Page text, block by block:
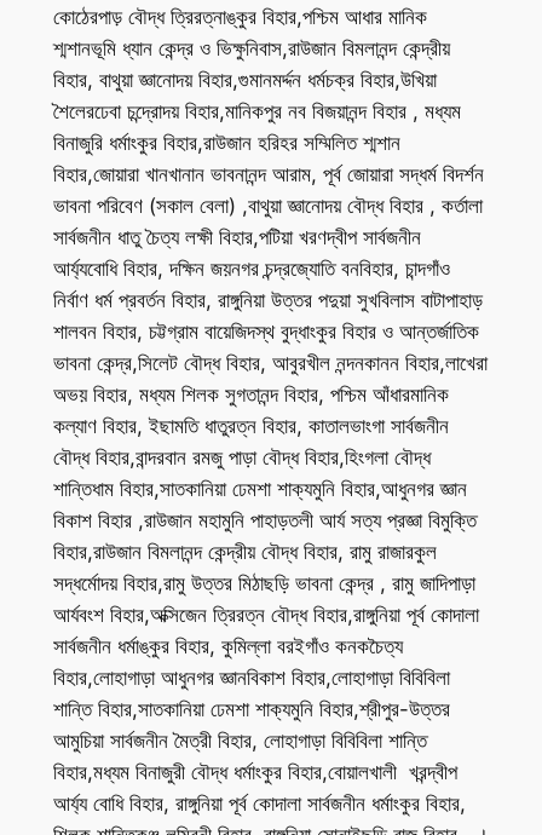
কোঠেরপাড় বৌদ্ধ ত্রিরত্নাঙ্কুর বিহার,পশ্চিম আধার মানিক
শ্মশানভূমি ধ্যান কেন্দ্র ও ভিক্ষুনিবাস,রাউজান বিমলানন্দ কেন্দ্রীয়
বিহার, বাথুয়া জ্ঞানোদয় বিহার,গুমানমর্দ্দন ধর্মচক্র বিহার,উখিয়া
শৈলেরঢেবা চন্দ্রোদয় বিহার,মানিকপুর নব বিজয়ানন্দ বিহার , মধ্যম
বিনাজুরি ধর্মাংকুর বিহার,রাউজান হরিহর সম্মিলিত শ্মশান
বিহার,জোয়ারা খানখানান ভাবনানন্দ আরাম, পূর্ব জোয়ারা সদ্ধর্ম বিদর্শন
ভাবনা পরিবেণ (সকাল বেলা) ,বাথুয়া জ্ঞানোদয় বৌদ্ধ বিহার , কর্তালা
সার্বজনীন ধাতু চৈত্য লক্ষী বিহার,পটিয়া খরণদ্বীপ সার্বজনীন
আর্য্যবোধি বিহার, দক্ষিন জয়নগর চন্দ্রজ্যোতি বনবিহার, চান্দগাঁও
নির্বাণ ধর্ম প্রবর্তন বিহার, রাঙ্গুনিয়া উত্তর পদুয়া সুখবিলাস বাটাপাহাড়
শালবন বিহার, চট্টগ্রাম বায়েজিদস্থ বুদ্ধাংকুর বিহার ও আন্তর্জাতিক
ভাবনা কেন্দ্র,সিলেট বৌদ্ধ বিহার, আবুরখীল নন্দনকানন বিহার,লাখেরা
অভয় বিহার, মধ্যম শিলক সুগতানন্দ বিহার, পশ্চিম আঁধারমানিক
কল্যাণ বিহার, ইছামতি ধাতুরত্ন বিহার, কাতালভাংগা সার্বজনীন
বৌদ্ধ বিহার,বান্দরবান রমজু পাড়া বৌদ্ধ বিহার,হিংগলা বৌদ্ধ
শান্তিধাম বিহার,সাতকানিয়া ঢেমশা শাক্যমুনি বিহার,আধুনগর জ্ঞান
বিকাশ বিহার ,রাউজান মহামুনি পাহাড়তলী আর্য সত্য প্রজ্ঞা বিমুক্তি
বিহার,রাউজান বিমলানন্দ কেন্দ্রীয় বৌদ্ধ বিহার, রামু রাজারকুল
সদ্ধর্মোদয় বিহার,রামু উত্তর মিঠাছড়ি ভাবনা কেন্দ্র , রামু জাদিপাড়া
আর্যবংশ বিহার,অক্সিজেন ত্রিরত্ন বৌদ্ধ বিহার,রাঙ্গুনিয়া পূর্ব কোদালা
সার্বজনীন ধর্মাঙ্কুর বিহার, কুমিল্লা বরইগাঁও কনকচৈত্য
বিহার,লোহাগাড়া আধুনগর জ্ঞানবিকাশ বিহার,লোহাগাড়া বিবিবিলা
শান্তি বিহার,সাতকানিয়া ঢেমশা শাক্যমুনি বিহার,শ্রীপুর-উত্তর
আমুচিয়া সার্বজনীন মৈত্রী বিহার, লোহাগাড়া বিবিবিলা শান্তি
বিহার,মধ্যম বিনাজুরী বৌদ্ধ ধর্মাংকুর বিহার,বোয়ালখালী খরন্দ্বীপ
আর্য্য বোধি বিহার, রাঙ্গুনিয়া পূর্ব কোদালা সার্বজনীন ধর্মাংকুর বিহার,